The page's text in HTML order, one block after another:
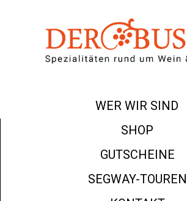
WER WIR SIND
SHOP
GUTSCHEINE
SEGWAY-TOUREN